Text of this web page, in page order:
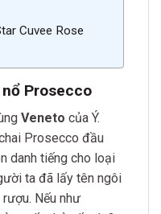
Cuvee Rose
Prosecco
Veneto của Ý.
Prosecco đầu
danh tiếng cho loại
ta đã lấy tên ngôi
Nếu như